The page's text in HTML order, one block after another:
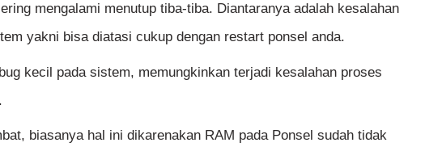
mengalami menutup tiba-tiba. Diantaranya adalah kesalahan
yakni bisa diatasi cukup dengan restart ponsel anda.
kecil pada sistem, memungkinkan terjadi kesalahan proses
biasanya hal ini dikarenakan RAM pada Ponsel sudah tidak